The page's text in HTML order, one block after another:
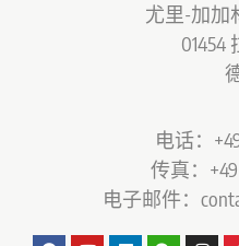
尤里-加加
01454
电话：
传真：+49
电子邮件：